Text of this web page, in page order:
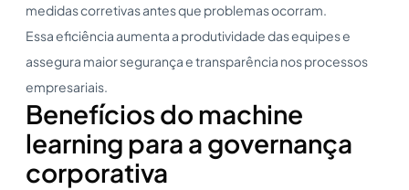
medidas corretivas antes que problemas ocorram.
Essa eficiência aumenta a produtividade das equipes e
assegura maior segurança e transparência nos processos
empresariais.
Benefícios do machine
learning para a governança
corporativa